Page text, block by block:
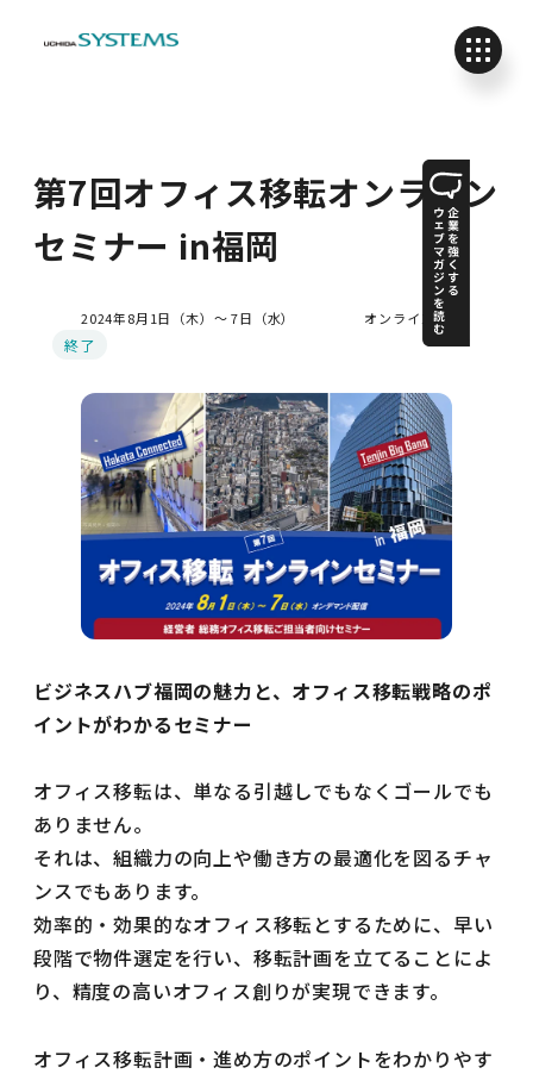
第7回オフィス移転オンライン
セミナー in福岡
2024年8月1日（木）～ 7日（水） オンライン
終了
ビジネスハブ福岡の魅力と、オフィス移転戦略のポ
イントがわかるセミナー
オフィス移転は、単なる引越しでもなくゴールでも
ありません。
それは、組織力の向上や働き方の最適化を図るチャ
ンスでもあります。
効率的・効果的なオフィス移転とするために、早い
段階で物件選定を行い、移転計画を立てることによ
り、精度の高いオフィス創りが実現できます。
オフィス移転計画・進め方のポイントをわかりやす